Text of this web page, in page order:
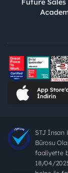
STJ İnsan
Bürosu
faaliyette
18/04/